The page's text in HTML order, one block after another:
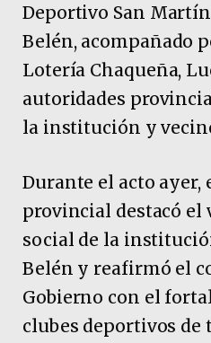
Deportivo San
Belén, acompañado
Lotería Chaqueña,
autoridades
la institución y
Durante el acto ayer,
provincial destacó
social de la
Belén y reafirmó el
Gobierno con el
clubes deportivos de